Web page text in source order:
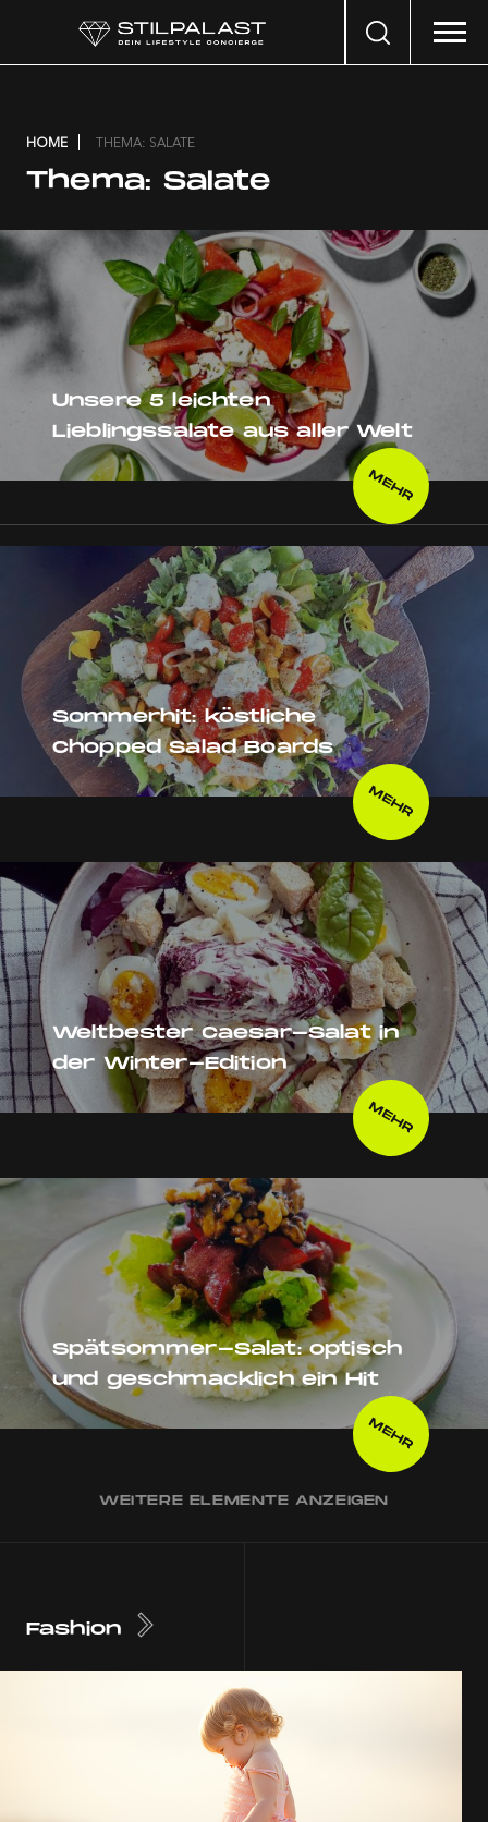
Search
HOME THEMA: SALATE
Thema: Salate
Unsere 5 leichten
Lieblingssalate aus aller Welt
MEHR
Sommerhit: köstliche
Chopped Salad Boards
MEHR
Weltbester Caesar-Salat in
der Winter-Edition
MEHR
Spätsommer-Salat: optisch
und geschmacklich ein Hit
MEHR
WEITERE ELEMENTE ANZEIGEN
Fashion